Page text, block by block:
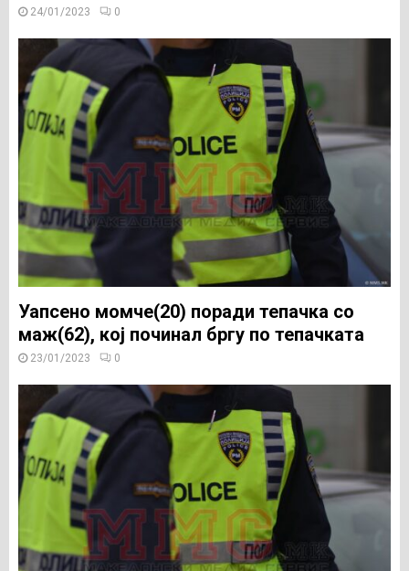
24/01/2023 0
Уапсено момче(20) поради тепачка со
маж(62), кој починал бргу по тепачката
23/01/2023 0